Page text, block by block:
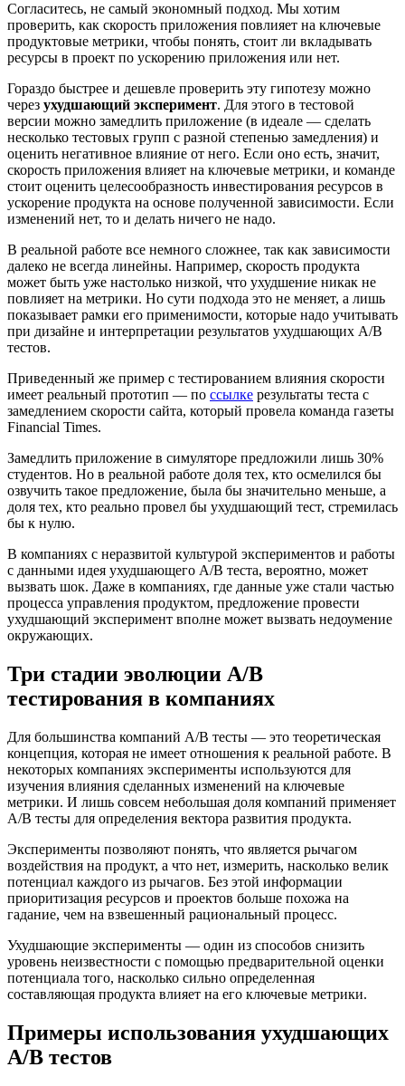
Согласитесь, не самый экономный подход. Мы хотим
проверить, как скорость приложения повлияет на ключевые
продуктовые метрики, чтобы понять, стоит ли вкладывать
ресурсы в проект по ускорению приложения или нет.
Гораздо быстрее и дешевле проверить эту гипотезу можно
через ухудшающий эксперимент. Для этого в тестовой
версии можно замедлить приложение (в идеале — сделать
несколько тестовых групп с разной степенью замедления) и
оценить негативное влияние от него. Если оно есть, значит,
скорость приложения влияет на ключевые метрики, и команде
стоит оценить целесообразность инвестирования ресурсов в
ускорение продукта на основе полученной зависимости. Если
изменений нет, то и делать ничего не надо.
В реальной работе все немного сложнее, так как зависимости
далеко не всегда линейны. Например, скорость продукта
может быть уже настолько низкой, что ухудшение никак не
повлияет на метрики. Но сути подхода это не меняет, а лишь
показывает рамки его применимости, которые надо учитывать
при дизайне и интерпретации результатов ухудшающих A/B
тестов.
Приведенный же пример с тестированием влияния скорости
имеет реальный прототип — по ссылке результаты теста с
замедлением скорости сайта, который провела команда газеты
Financial Times.
Замедлить приложение в симуляторе предложили лишь 30%
студентов. Но в реальной работе доля тех, кто осмелился бы
озвучить такое предложение, была бы значительно меньше, а
доля тех, кто реально провел бы ухудшающий тест, стремилась
бы к нулю.
В компаниях с неразвитой культурой экспериментов и работы
с данными идея ухудшающего A/B теста, вероятно, может
вызвать шок. Даже в компаниях, где данные уже стали частью
процесса управления продуктом, предложение провести
ухудшающий эксперимент вполне может вызвать недоумение
окружающих.
Три стадии эволюции A/B
тестирования в компаниях
Для большинства компаний A/B тесты — это теоретическая
концепция, которая не имеет отношения к реальной работе. В
некоторых компаниях эксперименты используются для
изучения влияния сделанных изменений на ключевые
метрики. И лишь совсем небольшая доля компаний применяет
A/B тесты для определения вектора развития продукта.
Эксперименты позволяют понять, что является рычагом
воздействия на продукт, а что нет, измерить, насколько велик
потенциал каждого из рычагов. Без этой информации
приоритизация ресурсов и проектов больше похожа на
гадание, чем на взвешенный рациональный процесс.
Ухудшающие эксперименты — один из способов снизить
уровень неизвестности с помощью предварительной оценки
потенциала того, насколько сильно определенная
составляющая продукта влияет на его ключевые метрики.
Примеры использования ухудшающих
A/B тестов